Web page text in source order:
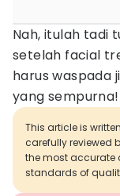
Nah, itulah tadi
setelah facial
harus waspada
yang sempurna!
This article is
carefully reviewed
the most accurate
standards of